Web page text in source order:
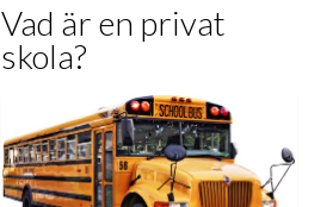
Vad är en privat
skola?